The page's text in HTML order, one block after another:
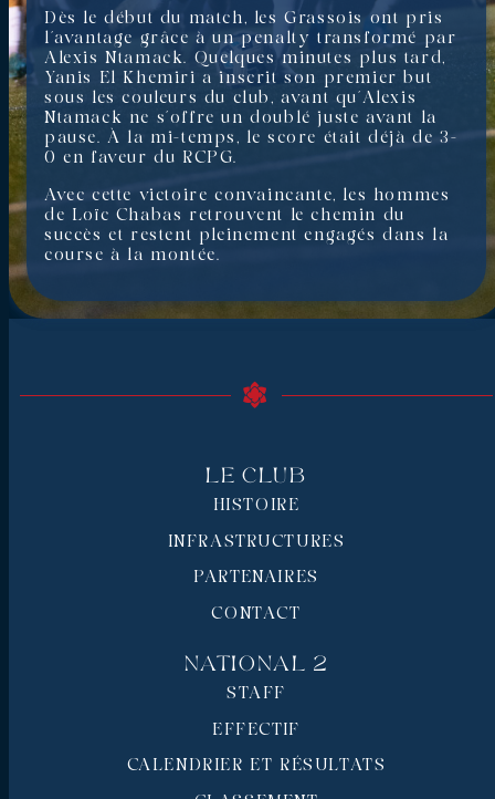
Dès le début du match, les Grassois ont pris
l’avantage grâce à un penalty transformé par
Alexis Ntamack. Quelques minutes plus tard,
Yanis El Khemiri a inscrit son premier but
sous les couleurs du club, avant qu’Alexis
Ntamack ne s’offre un doublé juste avant la
pause. À la mi-temps, le score était déjà de 3-
0 en faveur du RCPG.
Avec cette victoire convaincante, les hommes
de Loïc Chabas retrouvent le chemin du
succès et restent pleinement engagés dans la
course à la montée.
Le Club
HISTOIRE
INFRASTRUCTURES
PARTENAIRES
CONTACT
National 2
STAFF
EFFECTIF
CALENDRIER ET RÉSULTATS